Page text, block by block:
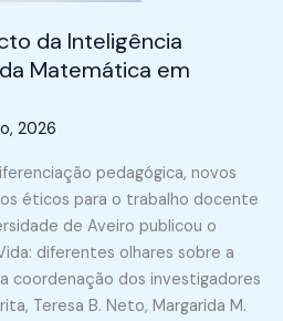
da Inteligência
Matemática em
2026
pedagógica, novos
éticos para o trabalho docente
de Aveiro publicou o
diferentes olhares sobre a
coordenação dos investigadores
Teresa B. Neto, Margarida M.